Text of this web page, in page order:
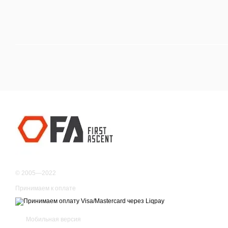
© 2005—2022
Принимаем к оплате
Мобильная версия